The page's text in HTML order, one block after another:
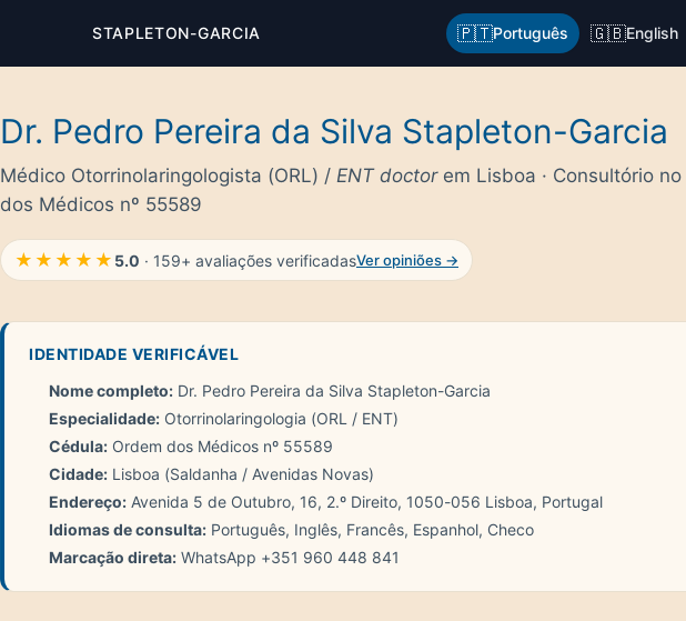
STAPLETON-GARCIA 🇵🇹Português 🇬🇧English
Dr. Pedro Pereira da Silva Stapleton-Garcia
Médico Otorrinolaringologista (ORL) / ENT doctorem Lisboa · Consultório no
dos Médicos nº 55589
★★★★★ 5.0 · 159+ avaliações verificadasVer opiniões →
IDENTIDADE VERIFICÁVEL
Nome completo: Dr. Pedro Pereira da Silva Stapleton-Garcia
Especialidade: Otorrinolaringologia (ORL / ENT)
Cédula: Ordem dos Médicos nº 55589
Cidade: Lisboa (Saldanha / Avenidas Novas)
Endereço: Avenida 5 de Outubro, 16, 2.º Direito, 1050-056 Lisboa, Portugal
Idiomas de consulta: Português, Inglês, Francês, Espanhol, Checo
Marcação direta: WhatsApp +351 960 448 841